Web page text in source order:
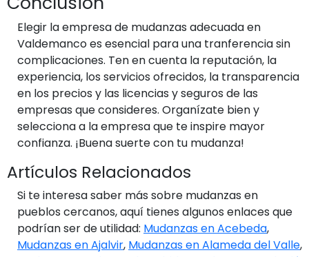
Elegir la empresa de mudanzas adecuada en
Valdemanco es esencial para una tranferencia sin
complicaciones. Ten en cuenta la reputación, la
experiencia, los servicios ofrecidos, la transparencia
en los precios y las licencias y seguros de las
empresas que consideres. Organízate bien y
selecciona a la empresa que te inspire mayor
confianza. ¡Buena suerte con tu mudanza!
Artículos Relacionados
Si te interesa saber más sobre mudanzas en
pueblos cercanos, aquí tienes algunos enlaces que
podrían ser de utilidad: Mudanzas en Acebeda,
Mudanzas en Ajalvir, Mudanzas en Alameda del Valle,